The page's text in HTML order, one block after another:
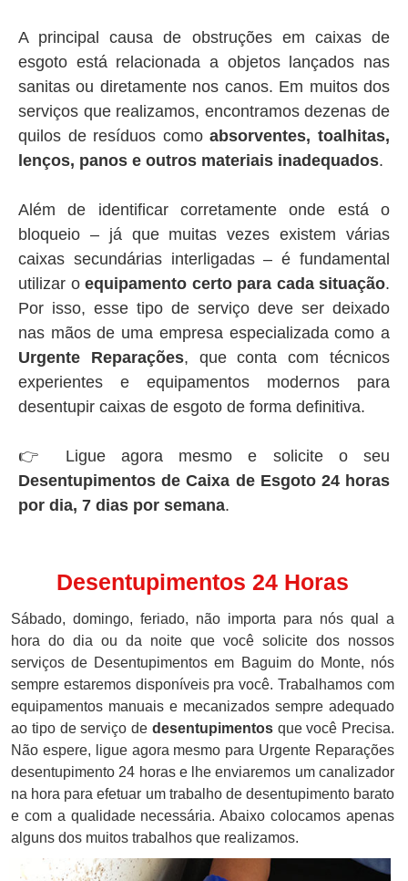
A principal causa de obstruções em caixas de
esgoto está relacionada a objetos lançados nas
sanitas ou diretamente nos canos. Em muitos dos
serviços que realizamos, encontramos dezenas de
quilos de resíduos comoabsorventes, toalhitas,
lenços, panos e outros materiais inadequados.
Além de identificar corretamente onde está o
bloqueio – já que muitas vezes existem várias
caixas secundárias interligadas – é fundamental
utilizar o equipamento certo para cada situação.
Por isso, esse tipo de serviço deve ser deixado
nas mãos de uma empresa especializada como a
Urgente Reparações, que conta com técnicos
experientes e equipamentos modernos para
desentupir caixas de esgoto de forma definitiva.
👉 Ligue agora mesmo e solicite o seu
Desentupimentos de Caixa de Esgoto 24 horas
por dia, 7 dias por semana.
Desentupimentos 24 Horas
Sábado, domingo, feriado, não importa para nós qual a
hora do dia ou da noite que você solicite dos nossos
serviços de Desentupimentos em Baguim do Monte, nós
sempre estaremos disponíveis pra você. Trabalhamos com
equipamentos manuais e mecanizados sempre adequado
ao tipo de serviço de desentupimentosque você Precisa.
Não espere, ligue agora mesmo para Urgente Reparações
desentupimento 24 horas e lhe enviaremos um canalizador
na hora para efetuar um trabalho de desentupimento barato
e com a qualidade necessária. Abaixo colocamos apenas
alguns dos muitos trabalhos que realizamos.